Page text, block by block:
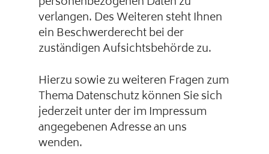
verlangen. Des Weiteren steht Ihnen
ein Beschwerderecht bei der
zuständigen Aufsichtsbehörde zu.
Hierzu sowie zu weiteren Fragen zum
Thema Datenschutz können Sie sich
jederzeit unter der im Impressum
angegebenen Adresse an uns
wenden.